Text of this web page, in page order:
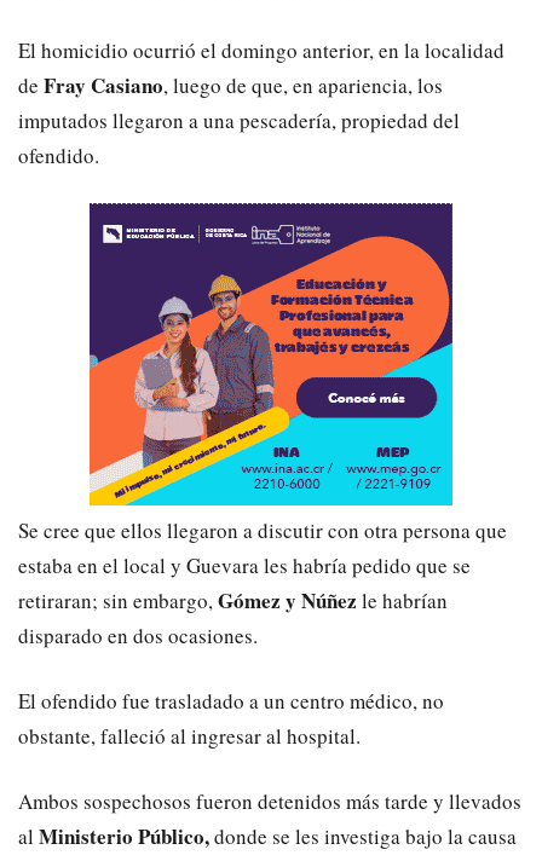
El homicidio ocurrió el domingo anterior, en la localidad
de Fray Casiano, luego de que, en apariencia, los
imputados llegaron a una pescadería, propiedad del
ofendido.
Se cree que ellos llegaron a discutir con otra persona que
estaba en el local y Guevara les habría pedido que se
retiraran; sin embargo,Gómez y Núñez le habrían
disparado en dos ocasiones.
El ofendido fue trasladado a un centro médico, no
obstante, falleció al ingresar al hospital.
Ambos sospechosos fueron detenidos más tarde y llevados
al Ministerio Público,donde se les investiga bajo la causa